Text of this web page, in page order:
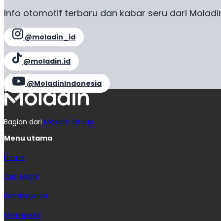
Info otomotif terbaru dan kabar seru dari
@moladin_id
@moladin.id
@MoladinIndonesia
Bagian dari Moladin Group
Menu utama
Home
Cari Mobil
Pembiayaan
MoInspeksi